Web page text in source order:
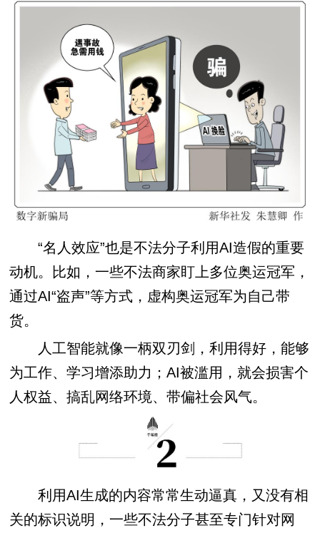
“名人效应”也是不法分子利用AI造假的重要
动机。比如，一些不法商家盯上多位奥运冠军，
通过AI“盗声”等方式，虚构奥运冠军为自己带
货。
人工智能就像一柄双刃剑，利用得好，能够
为工作、学习增添助力；AI被滥用，就会损害个
人权益、搞乱网络环境、带偏社会风气。
利用AI生成的内容常常生动逼真，又没有相
关的标识说明，一些不法分子甚至专门针对网